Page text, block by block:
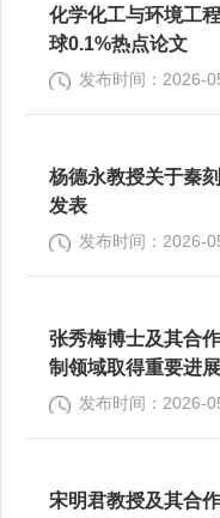
化学化工与环境工
球0.1%热点论文
发布时间：2026-
杨德永教授关于秦
发表
发布时间：2026-
张秀梅博士及其合
制领域取得重要进展
发布时间：2026-
宋明君教授及其合